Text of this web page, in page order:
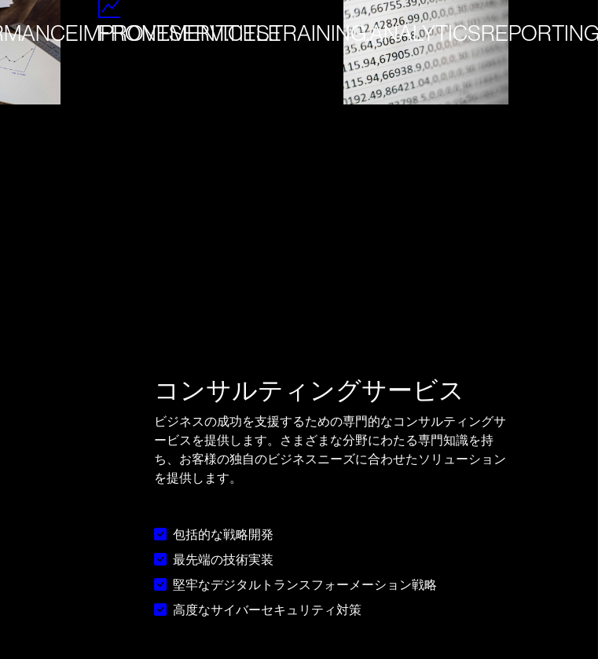
コンサルティングサービス
ビジネスの成功を支援するための専門的なコンサルティングサ
ービスを提供します。さまざまな分野にわたる専門知識を持
ち、お客様の独自のビジネスニーズに合わせたソリューション
を提供します。
包括的な戦略開発
最先端の技術実装
堅牢なデジタルトランスフォーメーション戦略
高度なサイバーセキュリティ対策